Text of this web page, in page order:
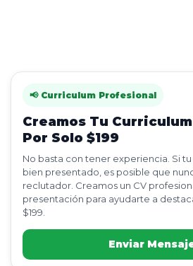
📢 Curriculum Profesional
Creamos Tu
Por Solo $199
No basta con tener experiencia. Si
bien presentado, es posible que
reclutador. Creamos un CV
presentación para ayudarte a
$199.
Enviar